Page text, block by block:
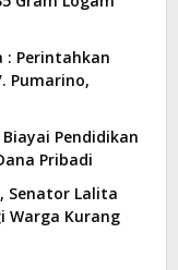
: Perintahkan
Pumarino,
Pendidikan
Pribadi
Senator Lalita
Warga Kurang